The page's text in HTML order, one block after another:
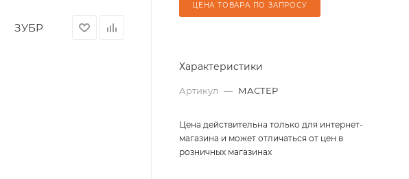
ЗУБР
ЦЕНА ТОВАРА ПО ЗАПРОСУ
Характеристики
Артикул — МАСТЕР
Цена действительна только для интернет-
магазина и может отличаться от цен в
розничных магазинах